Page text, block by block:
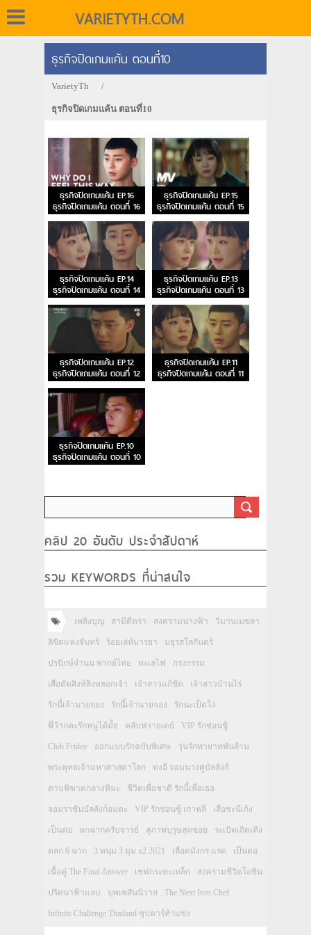
VARIETYTH.COM
ธุรกิจปิดเกมแค้น ตอนที่10
VarietyTh /
ธุรกิจปิดเกมแค้น ตอนที่10
ธุรกิจปิดเกมแค้น EP.16
ธุรกิจปิดเกมแค้น ตอนที่ 16
ธุรกิจปิดเกมแค้น EP.15
ธุรกิจปิดเกมแค้น ตอนที่ 15
ธุรกิจปิดเกมแค้น EP.14
ธุรกิจปิดเกมแค้น ตอนที่ 14
ธุรกิจปิดเกมแค้น EP.13
ธุรกิจปิดเกมแค้น ตอนที่ 13
ธุรกิจปิดเกมแค้น EP.12
ธุรกิจปิดเกมแค้น ตอนที่ 12
ธุรกิจปิดเกมแค้น EP.11
ธุรกิจปิดเกมแค้น ตอนที่ 11
ธุรกิจปิดเกมแค้น EP.10
ธุรกิจปิดเกมแค้น ตอนที่ 10
คลิป 20 อันดับ ประจำสัปดาห์
รวม KEYWORDS ที่น่าสนใจ
เพลิงบุญ สามีตีตรา สงครามนางฟ้า วิมานเมขลา
ลิขิตแห่งจันทร์ ร้อยเล่ห์มารยา มธุรสโลกันตร์
ปรปักษ์จำนน พากย์ไทย ทะเลไฟ กรงกรรม
เสือตัดสิงห์ลิงหลอกเจ้า เจ้าสาวแก้ขัด เจ้าสาวบ้านไร่
รักนี้เจ้านายจอง รักนี้เจ้านายจอง รักนะเป็ดโง่
พี่ว้ากคะรักหนูได้มั้ย คลับฟรายเดย์ VIP รักซ่อนชู้
Club Friday ออกแบบรักฉบับพิเศษ วุ่นรักทายาทพันล้าน
พระพุทธเจ้ามหาศาสดาโลก ทงอี จอมนางคู่บัลลังก์
ดาบพิฆาตกลางหิมะ ชีวิตเพื่อชาติ รักนี้เพื่อเธอ
จอมราชันบัลลังก์อมตะ VIP รักซ่อนชู้ เกาหลี เสือชะนีเก้ง
เป็นต่อ หกฉากครับจารย์ สุภาพบุรุษสุดซอย ระเบิดเถิดเทิง
ตลก 6 ฉาก 3 หนุ่ม 3 มุม x2 2021 เลือดมังกร แรด เป็นต่อ
เนื้อคู่ The Final Answer เชฟกระทะเหล็ก สงครามชีวิตโอชิน
ปริศนาฟ้าแลบ บุพเพสันนิวาส The Next Iron Chef
Infinite Challenge Thailand ซุปตาร์ท้าแข่ง